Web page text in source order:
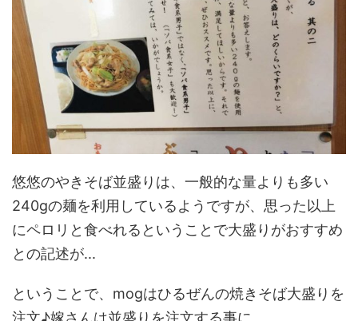
悠悠のやきそば並盛りは、一般的な量よりも多い
240gの麺を利用しているようですが、思った以上
にペロリと食べれるということで大盛りがおすすめ
との記述が...
ということで、mogはひるぜんの焼きそば大盛りを